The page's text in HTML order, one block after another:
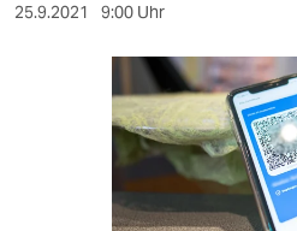
25.9.2021 9:00 Uhr